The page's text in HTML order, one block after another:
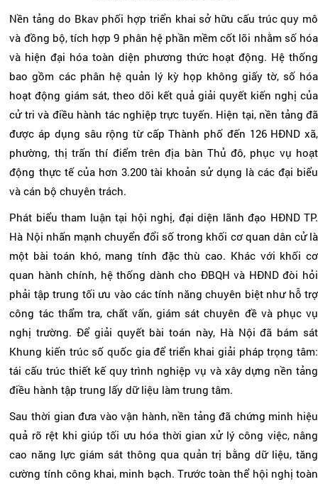
Nền tảng do Bkav phối hợp triển khai sở hữu cấu trúc quy mô
và đồng bộ, tích hợp 9 phân hệ phần mềm cốt lõi nhằm số hóa
và hiện đại hóa toàn diện phương thức hoạt động. Hệ thống
bao gồm các phân hệ quản lý kỳ họp không giấy tờ, số hóa
hoạt động giám sát, theo dõi kết quả giải quyết kiến nghị của
cử tri và điều hành tác nghiệp trực tuyến. Hiện tại, nền tảng đã
được áp dụng sâu rộng từ cấp Thành phố đến 126 HĐND xã,
phường, thị trấn thí điểm trên địa bàn Thủ đô, phục vụ hoạt
động thực tế của hơn 3.200 tài khoản sử dụng là các đại biểu
và cán bộ chuyên trách.
Phát biểu tham luận tại hội nghị, đại diện lãnh đạo HĐND TP.
Hà Nội nhấn mạnh chuyển đổi số trong khối cơ quan dân cử là
một bài toán khó, mang tính đặc thù cao. Khác với khối cơ
quan hành chính, hệ thống dành cho ĐBQH và HĐND đòi hỏi
phải tập trung tối ưu vào các tính năng chuyên biệt như hỗ trợ
công tác thẩm tra, chất vấn, giám sát chuyên đề và phục vụ
nghị trường. Để giải quyết bài toán này, Hà Nội đã bám sát
Khung kiến trúc số quốc gia để triển khai giải pháp trọng tâm:
tái cấu trúc thiết kế quy trình nghiệp vụ và xây dựng nền tảng
điều hành tập trung lấy dữ liệu làm trung tâm.
Sau thời gian đưa vào vận hành, nền tảng đã chứng minh hiệu
quả rõ rệt khi giúp tối ưu hóa thời gian xử lý công việc, nâng
cao năng lực giám sát thông qua quản trị bằng dữ liệu, tăng
cường tính công khai, minh bạch. Trước toàn thể hội nghị toàn